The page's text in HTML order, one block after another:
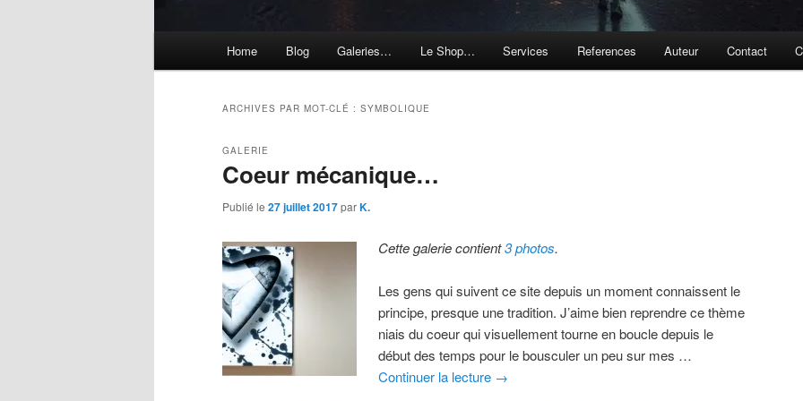
Home Blog Galeries… Le Shop… Services References Auteur Contact
ARCHIVES PAR MOT-CLÉ : SYMBOLIQUE
Coeur mécanique…
GALERIE
Publié le 27 juillet 2017parK.
Cette galerie contient3 photos.
Les gens qui suivent ce site depuis un moment connaissent le
principe, presque une tradition. J’aime bien reprendre ce thème
niais du coeur qui visuellement tourne en boucle depuis le
début des temps pour le bousculer un peu sur mes …
Continuer la lecture →